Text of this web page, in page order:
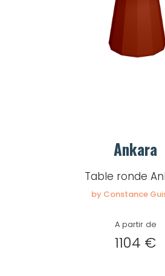
Ankara
Table ronde
by Constance
A partir de
1104 €